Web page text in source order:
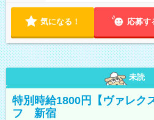
気になる！ 応募す
未読
特別時給1800円【ヴァレク
フ 新宿